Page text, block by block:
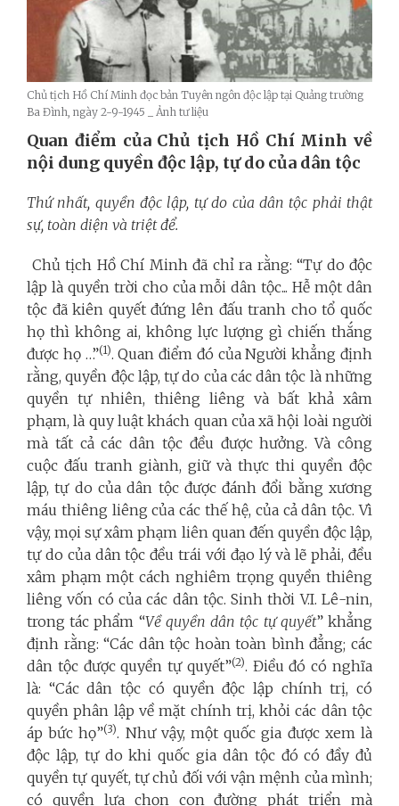
Chủ tịch Hồ Chí Minh đọc bản Tuyên ngôn độc lập tại Quảng trường
Ba Đình, ngày 2-9-1945 _ Ảnh tư liệu
Quan điểm của Chủ tịch Hồ Chí Minh về
nội dung quyền độc lập, tự do của dân tộc
Thứ nhất, quyền độc lập, tự do của dân tộc phải thật
sự, toàn diện và triệt để.
Chủ tịch Hồ Chí Minh đã chỉ ra rằng: “Tự do độc
lập là quyền trời cho của mỗi dân tộc... Hễ một dân
tộc đã kiên quyết đứng lên đấu tranh cho tổ quốc
họ thì không ai, không lực lượng gì chiến thắng
được họ …”(1). Quan điểm đó của Người khẳng định
rằng, quyền độc lập, tự do của các dân tộc là những
quyền tự nhiên, thiêng liêng và bất khả xâm
phạm, là quy luật khách quan của xã hội loài người
mà tất cả các dân tộc đều được hưởng. Và công
cuộc đấu tranh giành, giữ và thực thi quyền độc
lập, tự do của dân tộc được đánh đổi bằng xương
máu thiêng liêng của các thế hệ, của cả dân tộc. Vì
vậy, mọi sự xâm phạm liên quan đến quyền độc lập,
tự do của dân tộc đều trái với đạo lý và lẽ phải, đều
xâm phạm một cách nghiêm trọng quyền thiêng
liêng vốn có của các dân tộc. Sinh thời V.I. Lê-nin,
trong tác phẩm “Về quyền dân tộc tự quyết” khẳng
định rằng: “Các dân tộc hoàn toàn bình đẳng; các
dân tộc được quyền tự quyết”(2). Điều đó có nghĩa
là: “Các dân tộc có quyền độc lập chính trị, có
quyền phân lập về mặt chính trị, khỏi các dân tộc
áp bức họ”(3). Như vậy, một quốc gia được xem là
độc lập, tự do khi quốc gia dân tộc đó có đầy đủ
quyền tự quyết, tự chủ đối với vận mệnh của mình;
có quyền lựa chọn con đường phát triển mà